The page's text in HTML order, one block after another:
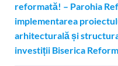
reformată! – Parohia
implementarea
arhitecturală și
investiții Biserica